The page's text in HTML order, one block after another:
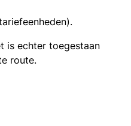
is echter toegestaan
route.